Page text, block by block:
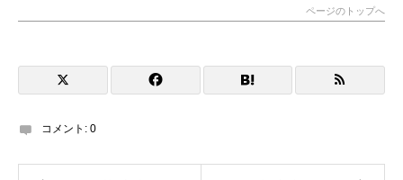
ページのトップへ
コメント: 0